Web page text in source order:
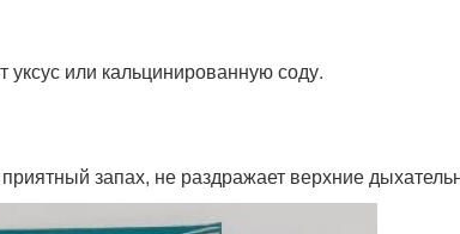
уксус или кальцинированную соду.
запах, не раздражает верхние